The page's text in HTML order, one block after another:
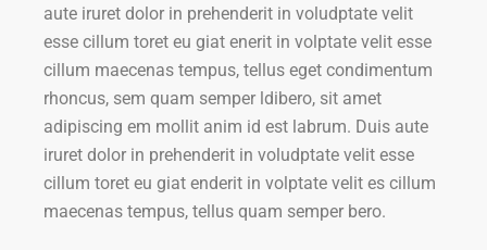
aute iruret dolor in prehenderit in voludptate velit
esse cillum toret eu giat enerit in volptate velit esse
cillum maecenas tempus, tellus eget condimentum
rhoncus, sem quam semper ldibero, sit amet
adipiscing em mollit anim id est labrum. Duis aute
iruret dolor in prehenderit in voludptate velit esse
cillum toret eu giat enderit in volptate velit es cillum
maecenas tempus, tellus quam semper bero.